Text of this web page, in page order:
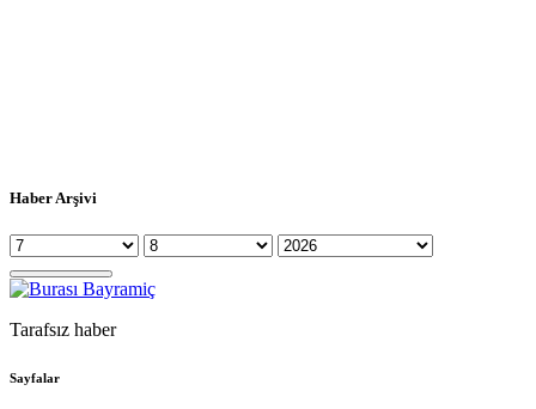
Haber Arşivi
Tarafsız haber
Sayfalar